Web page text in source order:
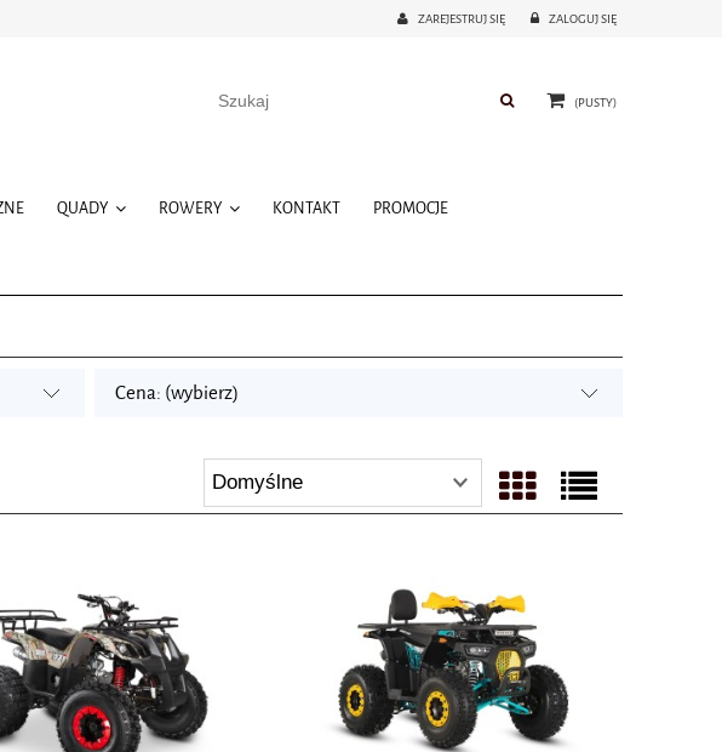
ZAREJESTRUJ SIĘ ZALOGUJ SIĘ
(PUSTY)
QUADY ROWERY KONTAKT PROMOCJE
Cena: (wybierz)